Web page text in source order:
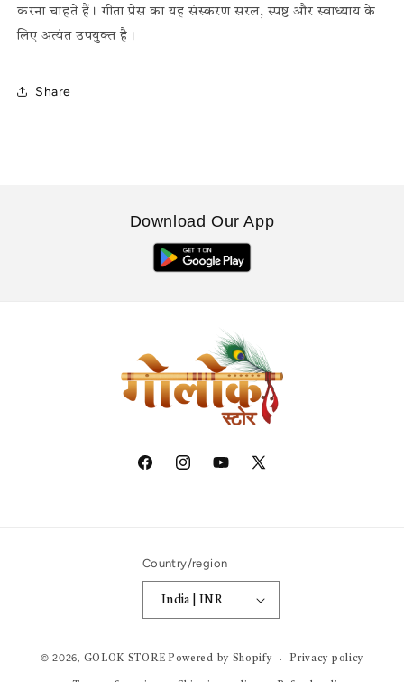
करना चाहते हैं। गीता प्रेस का यह संस्करण सरल, स्पष्ट और स्वाध्याय के
लिए अत्यंत उपयुक्त है।
Share
Download Our App
FacebookInstagramYouTube
X
Country/region
methods
© 2026, GOLOK STORE Powered by Shopify Privacy policy